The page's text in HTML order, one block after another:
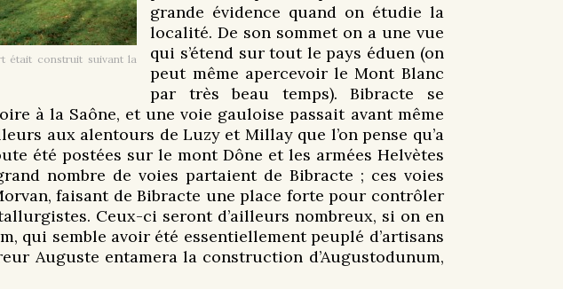
était construit suivant la
grande évidence quand on étudie la
localité. De son sommet on a une vue
qui s’étend sur tout le pays éduen (on
peut même apercevoir le Mont Blanc
par très beau temps). Bibracte se
à la Saône, et une voie gauloise passait avant même
aux alentours de Luzy et Millay que l’on pense qu’a
été postées sur le mont Dône et les armées Helvètes
nombre de voies partaient de Bibracte ; ces voies
faisant de Bibracte une place forte pour contrôler
Ceux-ci seront d’ailleurs nombreux, si on en
qui semble avoir été essentiellement peuplé d’artisans
Auguste entamera la construction d’Augustodunum,